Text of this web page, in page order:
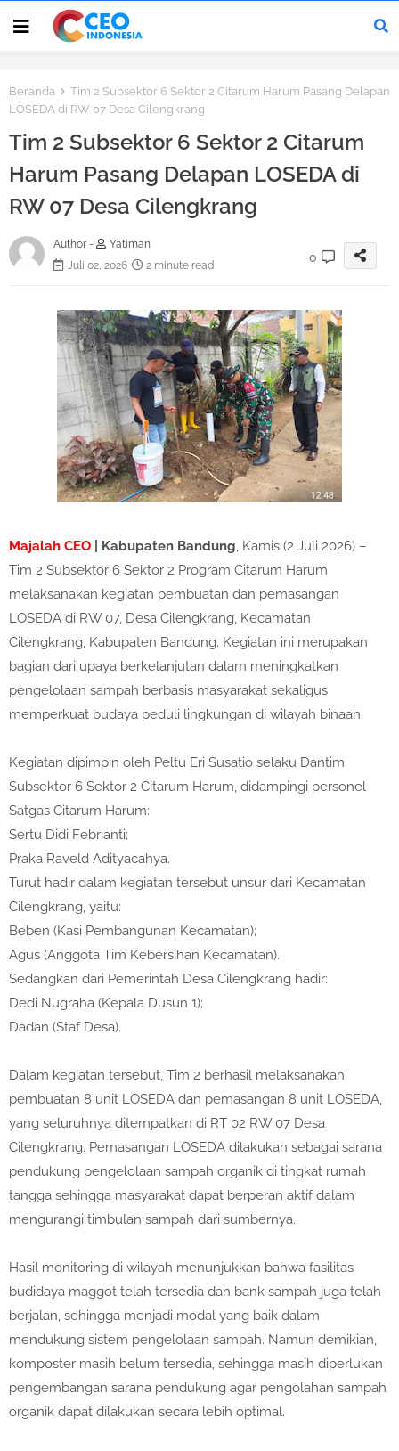
Beranda
Tim 2 Subsektor 6 Sektor 2 Citarum Harum Pasang Delapan
LOSEDA di RW 07 Desa Cilengkrang
Tim 2 Subsektor 6 Sektor 2 Citarum
Harum Pasang Delapan LOSEDA di
RW 07 Desa Cilengkrang
Author -
Yatiman
Juli 02, 2026
2 minute read
0
Majalah CEO | Kabupaten Bandung, Kamis (2 Juli 2026) –
Tim 2 Subsektor 6 Sektor 2 Program Citarum Harum
melaksanakan kegiatan pembuatan dan pemasangan
LOSEDA di RW 07, Desa Cilengkrang, Kecamatan
Cilengkrang, Kabupaten Bandung. Kegiatan ini merupakan
bagian dari upaya berkelanjutan dalam meningkatkan
pengelolaan sampah berbasis masyarakat sekaligus
memperkuat budaya peduli lingkungan di wilayah binaan.
Kegiatan dipimpin oleh Peltu Eri Susatio selaku Dantim
Subsektor 6 Sektor 2 Citarum Harum, didampingi personel
Satgas Citarum Harum:
Sertu Didi Febrianti;
Praka Raveld Adityacahya.
Turut hadir dalam kegiatan tersebut unsur dari Kecamatan
Cilengkrang, yaitu:
Beben (Kasi Pembangunan Kecamatan);
Agus (Anggota Tim Kebersihan Kecamatan).
Sedangkan dari Pemerintah Desa Cilengkrang hadir:
Dedi Nugraha (Kepala Dusun 1);
Dadan (Staf Desa).
Dalam kegiatan tersebut, Tim 2 berhasil melaksanakan
pembuatan 8 unit LOSEDA dan pemasangan 8 unit LOSEDA,
yang seluruhnya ditempatkan di RT 02 RW 07 Desa
Cilengkrang. Pemasangan LOSEDA dilakukan sebagai sarana
pendukung pengelolaan sampah organik di tingkat rumah
tangga sehingga masyarakat dapat berperan aktif dalam
mengurangi timbulan sampah dari sumbernya.
Hasil monitoring di wilayah menunjukkan bahwa fasilitas
budidaya maggot telah tersedia dan bank sampah juga telah
berjalan, sehingga menjadi modal yang baik dalam
mendukung sistem pengelolaan sampah. Namun demikian,
komposter masih belum tersedia, sehingga masih diperlukan
pengembangan sarana pendukung agar pengolahan sampah
organik dapat dilakukan secara lebih optimal.